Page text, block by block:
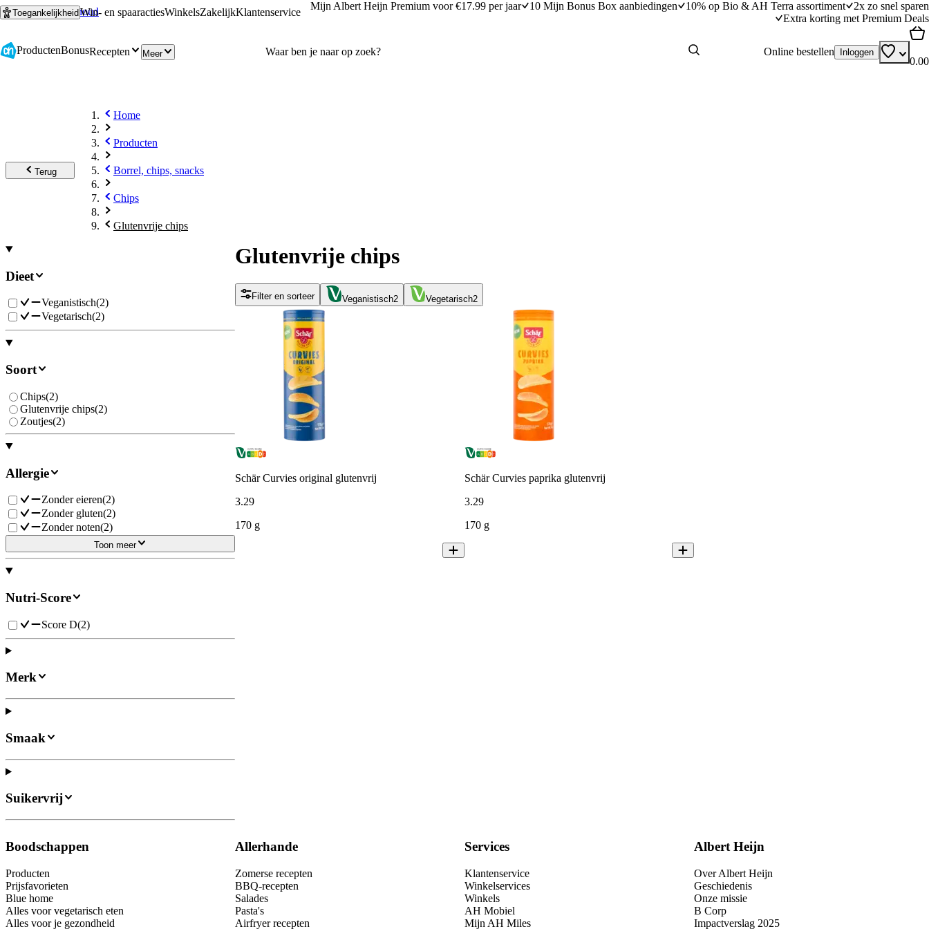
Ga naar hoofdinhoud
Ga naar zoeken
ToegankelijkheidWin- en spaaractiesWinkelsZakelijkKlantenservice
Mijn Albert Heijn Premium voor €17.99 per jaar 10 Mijn Bonus Box aanbiedingen 10% op Bio & AH Terra assortiment
2x zo snel sparen
Extra korting met Premium Deals
ProductenBonusRecepten Meer Online bestellen Inloggen
0.00
Terug
Home
Producten
Borrel, chips, snacks
Chips
Glutenvrije chips
Dieet
Veganistisch(2)
Vegetarisch(2)
Soort
Chips(2)
Glutenvrije chips(2)
Zoutjes(2)
Allergie
Zonder eieren(2)
Zonder gluten(2)
Zonder noten(2)
Toon meer
Nutri-Score
Score D(2)
Merk
Smaak
Suikervrij
Glutenvrije chips
Filter en sorteer Veganistisch2 Vegetarisch2
Schär Curvies original glutenvrij
3.29
170 g
Schär Curvies paprika glutenvrij
3.29
170 g
Boodschappen
Producten
Prijsfavorieten
Blue home
Alles voor vegetarisch eten
Alles voor je gezondheid
Allerhande
Zomerse recepten
BBQ-recepten
Salades
Pasta's
Airfryer recepten
Services
Klantenservice
Winkelservices
Winkels
AH Mobiel
Mijn AH Miles
Albert Heijn
Over Albert Heijn
Geschiedenis
Onze missie
B Corp
Impactverslag 2025